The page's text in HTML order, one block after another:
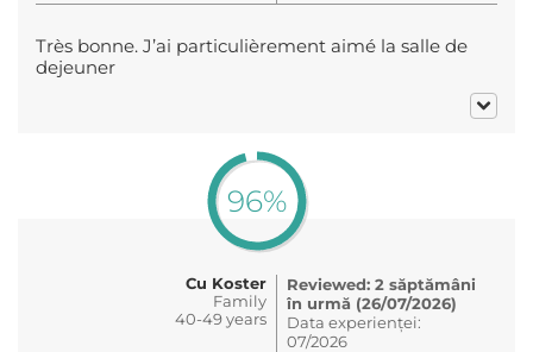
Très bonne. J’ai particulièrement aimé la salle de
dejeuner
96%
Cu Koster
Family
40-49 years
Reviewed: 2 săptămâni
în urmă (26/07/2026)
Data experienței:
07/2026